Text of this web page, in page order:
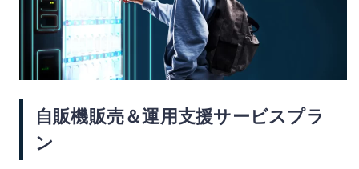
自販機販売＆運用支援サービスプラ
ン